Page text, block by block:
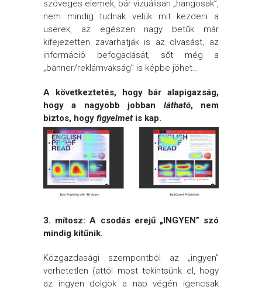
szöveges elemek, bár vizuálisan „hangosak”,
nem mindig tudnak velük mit kezdeni a
userek, az egészen nagy betűk már
kifejezetten zavarhatják is az olvasást, az
információ befogadását, sőt még a
„banner/reklámvakság” is képbe jöhet…
A következtetés, hogy bár alapigazság,
hogy a nagyobb jobban látható, nem
biztos, hogy figyelmet is kap.
3. mítosz: A csodás erejű „INGYEN” szó
mindig kitűnik.
Közgazdasági szempontból az „ingyen”
verhetetlen (attól most tekintsünk el, hogy
az ingyen dolgok a nap végén igencsak